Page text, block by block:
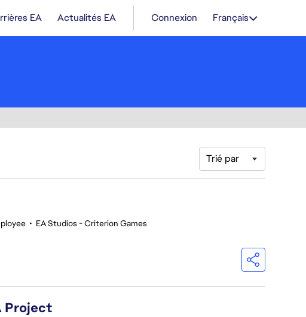
EA Actualités EA Connexion Français
Trié par
• EA Studios - Criterion Games
Project